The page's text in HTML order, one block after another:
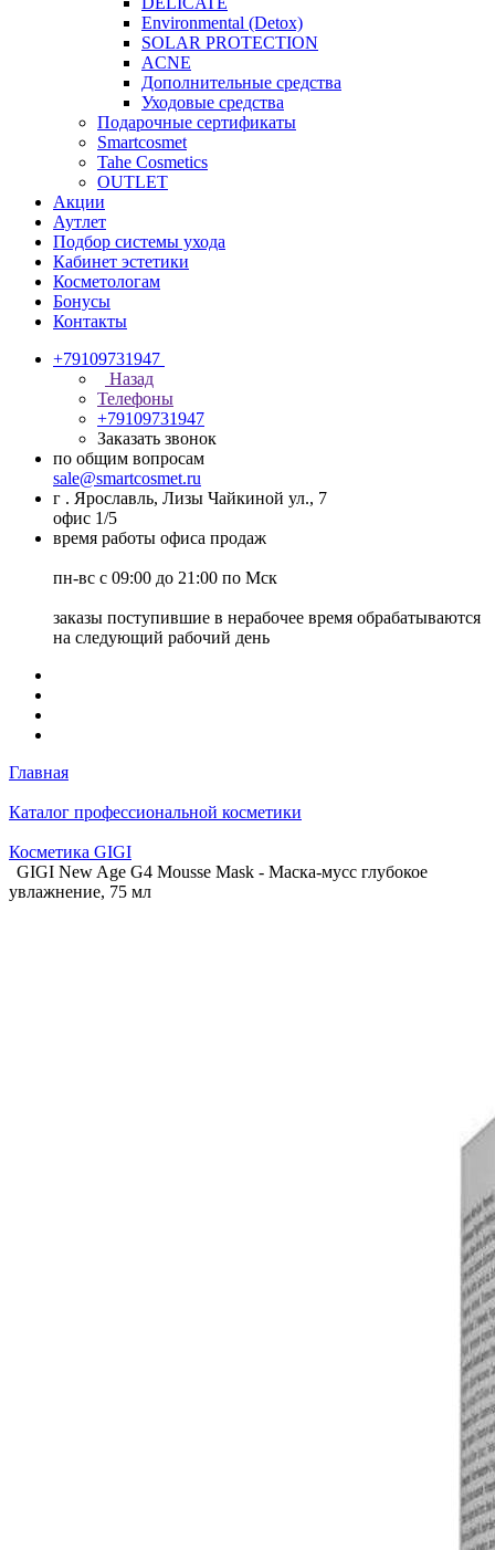
Environmental (Detox)
SOLAR PROTECTION
АCNE
Дополнительные средства
Уходовые средства
Подарочные сертификаты
Smartcosmet
Tahe Cosmetics
OUTLET
Акции
Аутлет
Подбор системы ухода
Кабинет эстетики
Косметологам
Бонусы
Контакты
+79109731947
Назад
Телефоны
+79109731947
Заказать звонок
по общим вопросам
sale@smartcosmet.ru
г . Ярославль, Лизы Чайкиной ул., 7
офис 1/5
время работы офиса продаж
пн-вс с 09:00 до 21:00 по Мск
заказы поступившие в нерабочее время обрабатываются
на следующий рабочий день
Главная
Каталог профессиональной косметики
Косметика GIGI
GIGI New Age G4 Mousse Mask - Маска-мусс глубокое
увлажнение, 75 мл